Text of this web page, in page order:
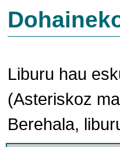
Liburu hau
(Asteriskoz
Berehala,